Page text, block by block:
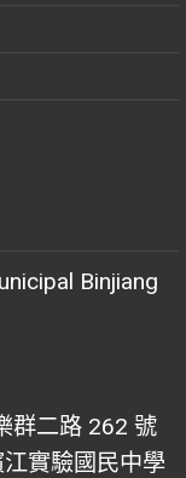
Binjiang
群二路 262 號
實驗國民中學